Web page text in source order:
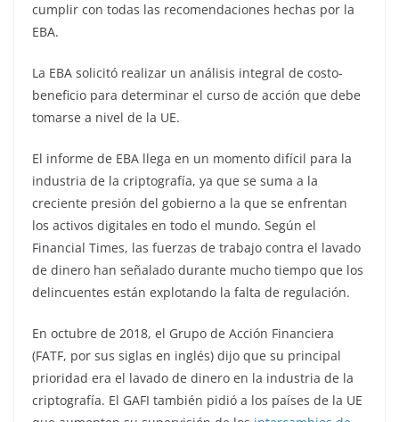
cumplir con todas las recomendaciones hechas por la
EBA.
La EBA solicitó realizar un análisis integral de costo-
beneficio para determinar el curso de acción que debe
tomarse a nivel de la UE.
El informe de EBA llega en un momento difícil para la
industria de la criptografía, ya que se suma a la
creciente presión del gobierno a la que se enfrentan
los activos digitales en todo el mundo. Según el
Financial Times, las fuerzas de trabajo contra el lavado
de dinero han señalado durante mucho tiempo que los
delincuentes están explotando la falta de regulación.
En octubre de 2018, el Grupo de Acción Financiera
(FATF, por sus siglas en inglés) dijo que su principal
prioridad era el lavado de dinero en la industria de la
criptografía. El GAFI también pidió a los países de la UE